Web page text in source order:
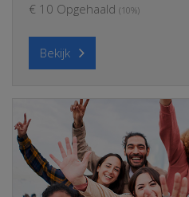
€ 10 Opgehaald (10%)
Bekijk